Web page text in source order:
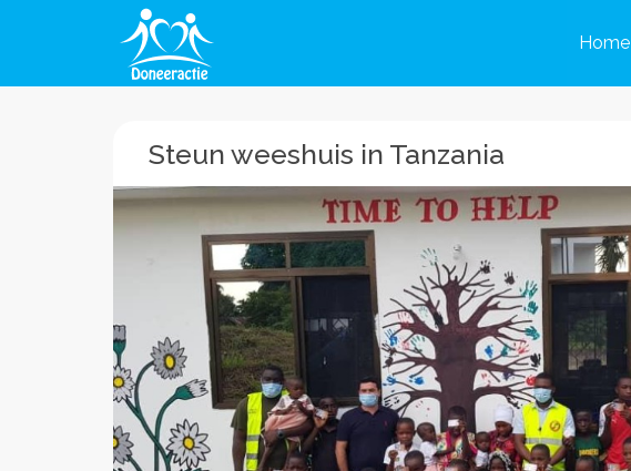
Home
Steun weeshuis in Tanzania